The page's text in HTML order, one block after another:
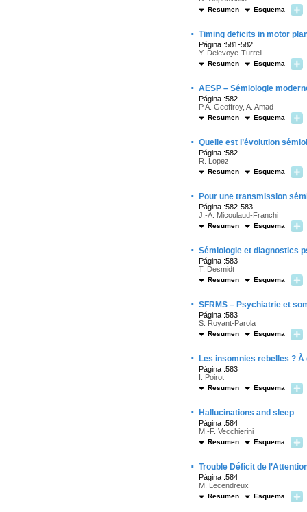
Resumen Esquema
· Timing deficits in motor
Página :581-582
Y. Delevoye-Turrell
Resumen Esquema
· AESP – Sémiologie
Página :582
P.A. Geoffroy, A. Amad
Resumen Esquema
· Quelle est l’évolution
Página :582
R. Lopez
Resumen Esquema
· Pour une transmission
Página :582-583
J.-A. Micoulaud-Franchi
Resumen Esquema
· Sémiologie et diagnostics
Página :583
T. Desmidt
Resumen Esquema
· SFRMS – Psychiatrie et
Página :583
S. Royant-Parola
Resumen Esquema
· Les insomnies rebelles ?
Página :583
I. Poirot
Resumen Esquema
· Hallucinations and sleep
Página :584
M.-F. Vecchierini
Resumen Esquema
· Trouble Déficit de
Página :584
M. Lecendreux
Resumen Esquema